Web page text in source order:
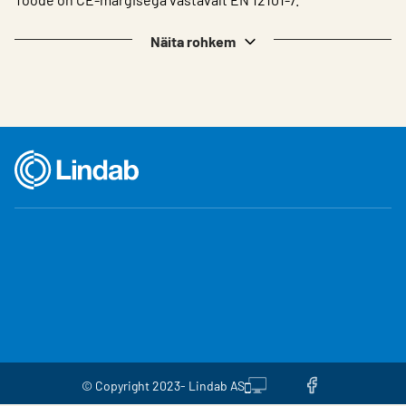
Näita rohkem
© Copyright 2023- Lindab AS